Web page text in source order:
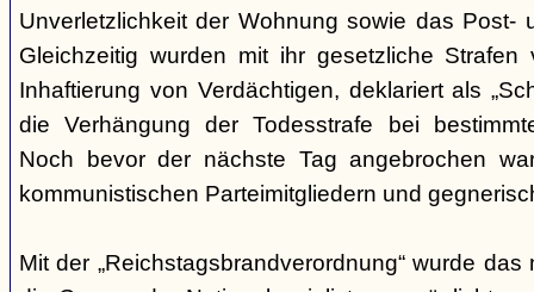
Unverletzlichkeit der Wohnung sowie das Post-
Gleichzeitig wurden mit ihr gesetzliche
Inhaftierung von Verdächtigen, deklariert als
die Verhängung der Todesstrafe bei
Noch bevor der nächste Tag angebrochen
kommunistischen Parteimitgliedern und
Mit der „Reichstagsbrandverordnung“ wurde